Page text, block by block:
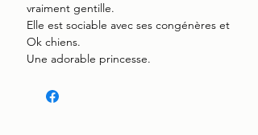
vraiment gentille.
Elle est sociable avec ses congénères et
Ok chiens.
Une adorable princesse.